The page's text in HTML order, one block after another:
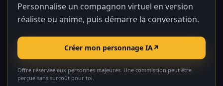
Personnalise un compagnon virtuel en version
réaliste ou anime, puis démarre la conversation.
Créer mon personnage IA↗
Offre réservée aux personnes majeures. Une commission peut être
perçue sans surcoût pour toi.